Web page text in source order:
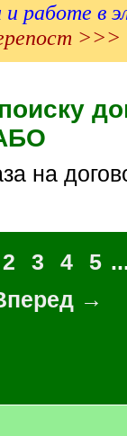
работе в
>>>
на
2 3 4 5
→